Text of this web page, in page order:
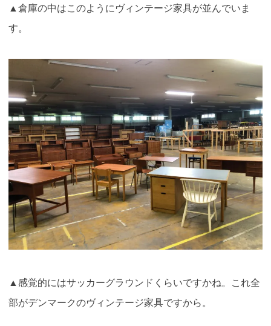
▲倉庫の中はこのようにヴィンテージ家具が並んでいま
す。
▲感覚的にはサッカーグラウンドくらいですかね。これ全
部がデンマークのヴィンテージ家具ですから。